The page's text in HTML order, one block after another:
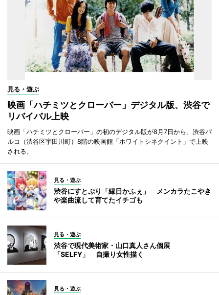
見る・遊ぶ
映画「ハチミツとクローバー」デジタル版、渋谷で
リバイバル上映
映画「ハチミツとクローバー」の初のデジタル版が8月7日から、渋谷パ
ルコ（渋谷区宇田川町）8階の映画館「ホワイトシネクイント」で上映
される。
見る・遊ぶ
渋谷にすとぷり「縁日かふぇ」 メンカラたこやき
や楽曲流して育てたイチゴも
見る・遊ぶ
渋谷で現代美術家・山口真人さん個展
「SELFY」 自撮り女性描く
見る・遊ぶ